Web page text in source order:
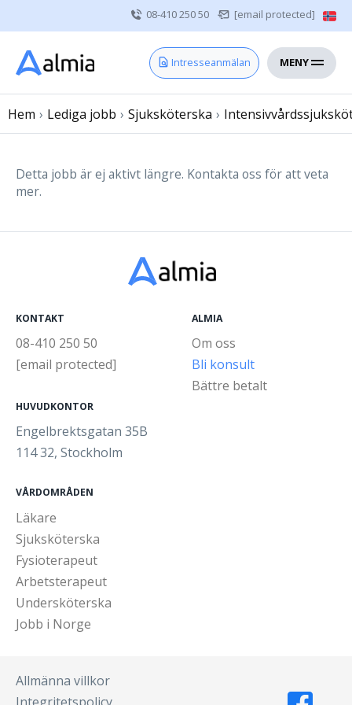
08-410 250 50 [email protected]
Intresseanmälan MENY
Hem
Vårdgivare
Om oss
Sjuksköterska
Läkare
Hem › Lediga jobb › Sjuksköterska ›
Detta jobb är ej aktivt längre. Kontakta oss för att veta
mer.
KONTAKT
08-410 250 50
[email protected]
HUVUDKONTOR
Engelbrektsgatan 35B
114 32, Stockholm
ALMIA
Om oss
Bli konsult
Bättre betalt
VÅRDOMRÅDEN
Läkare
Sjuksköterska
Fysioterapeut
Arbetsterapeut
Undersköterska
Jobb i Norge
Allmänna villkor
Integritetspolicy